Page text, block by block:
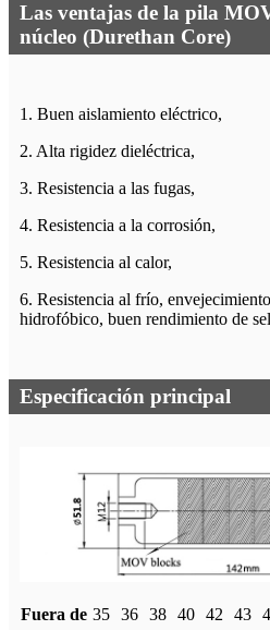
Las ventajas de la pila
núcleo (Durethan Core)
1. Buen aislamiento eléctrico,
2. Alta rigidez dieléctrica,
3. Resistencia a las fugas,
4. Resistencia a la corrosión,
5. Resistencia al calor,
6. Resistencia al frío,
hidrofóbico, buen rendimiento de
Especificación principal
Fuera de 35 36 38 40 42 43